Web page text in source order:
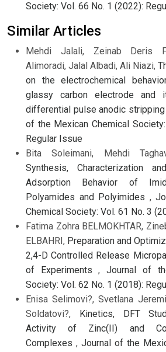
Society: Vol. 66 No. 1 (2022):
Similar Articles
Mehdi Jalali, Zeinab Deris
Alimoradi, Jalal Albadi, Ali Niazi,
on the electrochemical
glassy carbon electrode and
differential pulse anodic
of the Mexican Chemical
Regular Issue
Bita Soleimani, Mehdi
Synthesis, Characterization
Adsorption Behavior of
Polyamides and Polyimides ,
Chemical Society: Vol. 61 No. 3
Fatima Zohra BELMOKHTAR,
ELBAHRI, Preparation and
2,4-D Controlled Release
of Experiments,Journal of
Society: Vol. 62 No. 1 (2018):
Enisa Selimovi?, Svetlana
Soldatovi?,
Kinetics, DFT
Activity of Zinc(II) and
Complexes , Journal of the